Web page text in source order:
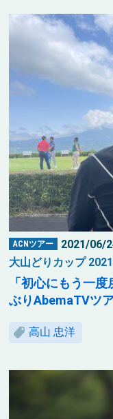
ACNツアー
2021/06/
大山どりカップ 2021
「初心にもう一
ぶりAbemaTVツ
高山 忠洋